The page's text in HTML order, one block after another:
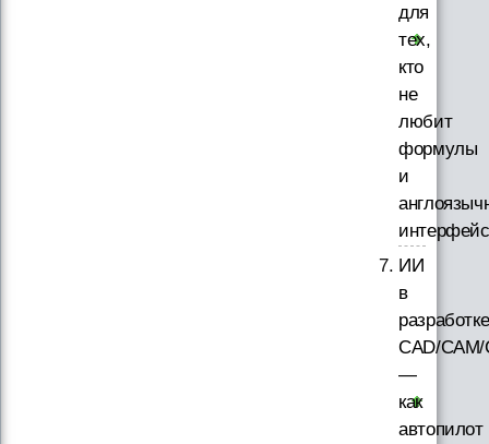
для
тех,
кто
не
любит
формулы
и
ИИ
в
разработке
CAD/
—
как
автопилот